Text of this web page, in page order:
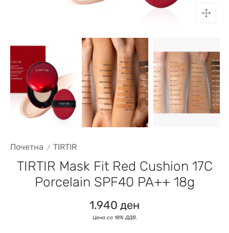
Почетна TIRTIR
TIRTIR Mask Fit Red Cushion 17C
Porcelain SPF40 PA++ 18g
1.940 ден